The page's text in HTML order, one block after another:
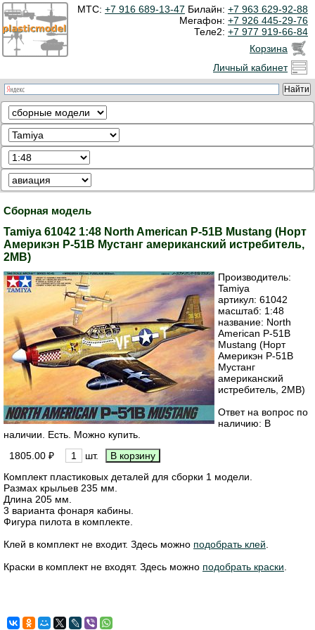
МТС: +7 916 689-13-47 Билайн: +7 963 629-92-88
Мегафон: +7 926 445-29-76
Теле2: +7 977 919-66-84
Корзина
Личный кабинет
Сборная модель
Tamiya 61042 1:48 North American P-51B Mustang (Норт
Америкэн Р-51B Мустанг американский истребитель,
2МВ)
Производитель:
Tamiya
артикул: 61042
масштаб: 1:48
название: North
American P-51B
Mustang (Норт
Америкэн Р-51B
Мустанг
американский
истребитель, 2МВ)
Ответ на вопрос по
наличию: В
наличии. Есть. Можно купить.
1805.00 ₽
шт.
Комплект пластиковых деталей для сборки 1 модели.
Размах крыльев 235 мм.
Длина 205 мм.
3 варианта фонаря кабины.
Фигура пилота в комплекте.
Клей в комплект не входит. Здесь можно подобрать клей
Краски в комплект не входят. Здесь можно подобрать краски